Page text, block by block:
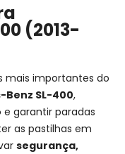
(2013-
mais importantes do
Benz SL-400,
garantir paradas
as pastilhas em
segurança,